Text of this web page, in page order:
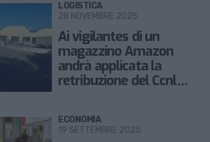
Ai vigilantes di un
magazzino Amazon
andrà applicata la
retribuzione del Ccnl
LOGISTICA
28 NOVEMBRE 2025
ECONOMIA
19 SETTEMBRE 2025